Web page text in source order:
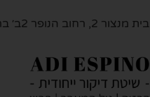
בית מנצור 2, רחוב הנופר 2ב׳ ברעננה